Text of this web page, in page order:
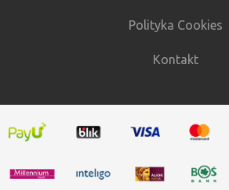
Polityka Cookies
Kontakt